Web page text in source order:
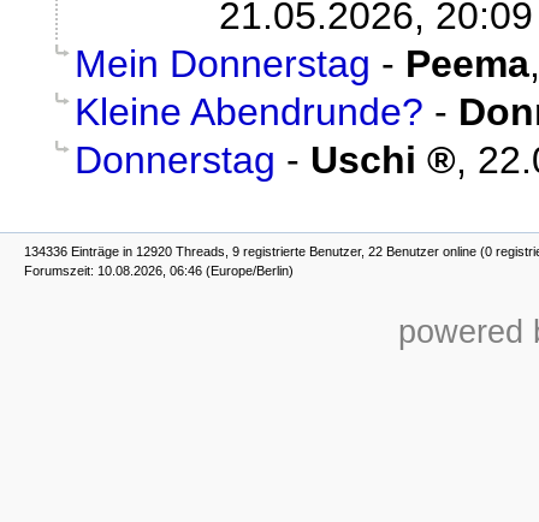
21.05.2026, 20:09
Mein Donnerstag - Peema
Kleine Abendrunde? -
Donnerstag - Uschi ,
134336 Einträge in 12920 Threads, 9 registrierte Benutzer, 22 Benutzer online (0
Forumszeit: 10.08.2026, 06:46 (Europe/Berlin)
powered